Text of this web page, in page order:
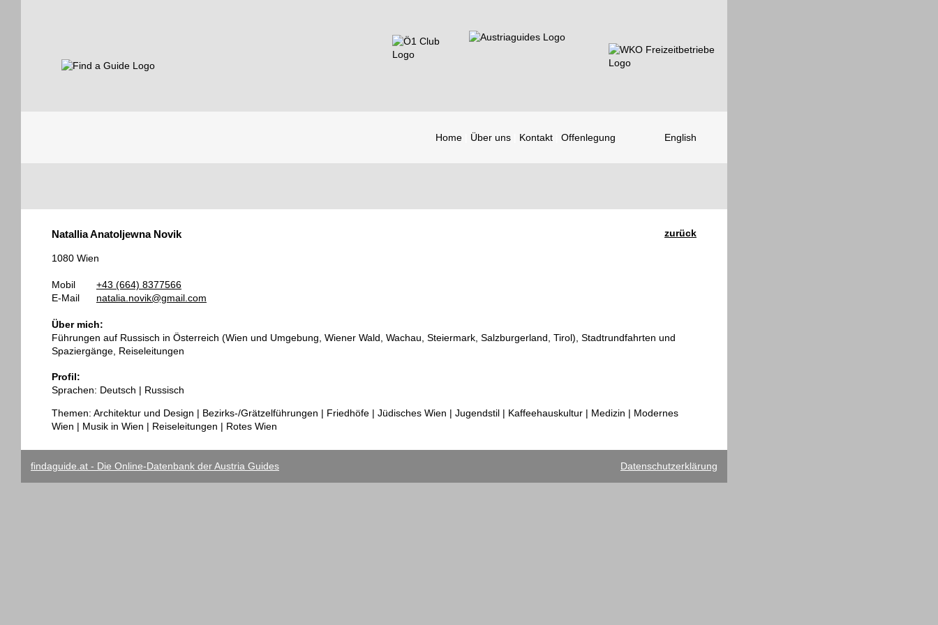
Home Über uns Kontakt Offenlegung English
Guides
zurück
Natallia Anatoljewna Novik
1080 Wien
Mobil
+43 (664) 8377566
E-Mail
natalia.novik@gmail.com
Über mich:
Führungen auf Russisch in Österreich (Wien und Umgebung, Wiener Wald, Wachau, Steiermark, Salzburgerland, Tirol), Stadtrundfahrten und
Spaziergänge, Reiseleitungen
Profil:
Sprachen: Deutsch | Russisch
Themen: Architektur und Design | Bezirks-/Grätzelführungen | Friedhöfe | Jüdisches Wien | Jugendstil | Kaffeehauskultur | Medizin | Modernes
Wien | Musik in Wien | Reiseleitungen | Rotes Wien
findaguide.at - Die Online-Datenbank der Austria Guides Datenschutzerklärung